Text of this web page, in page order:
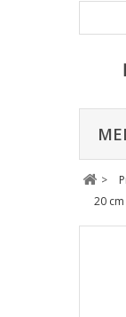
>
20